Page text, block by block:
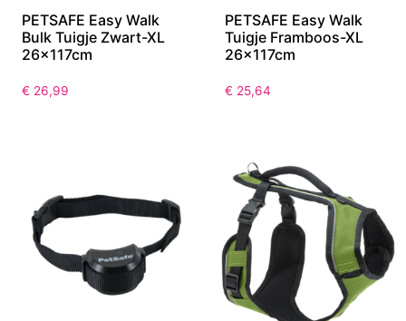
PETSAFE Easy Walk
Bulk Tuigje Zwart-XL
26x117cm
€ 26,99
PETSAFE Easy Walk
Tuigje Framboos-XL
26x117cm
€ 25,64